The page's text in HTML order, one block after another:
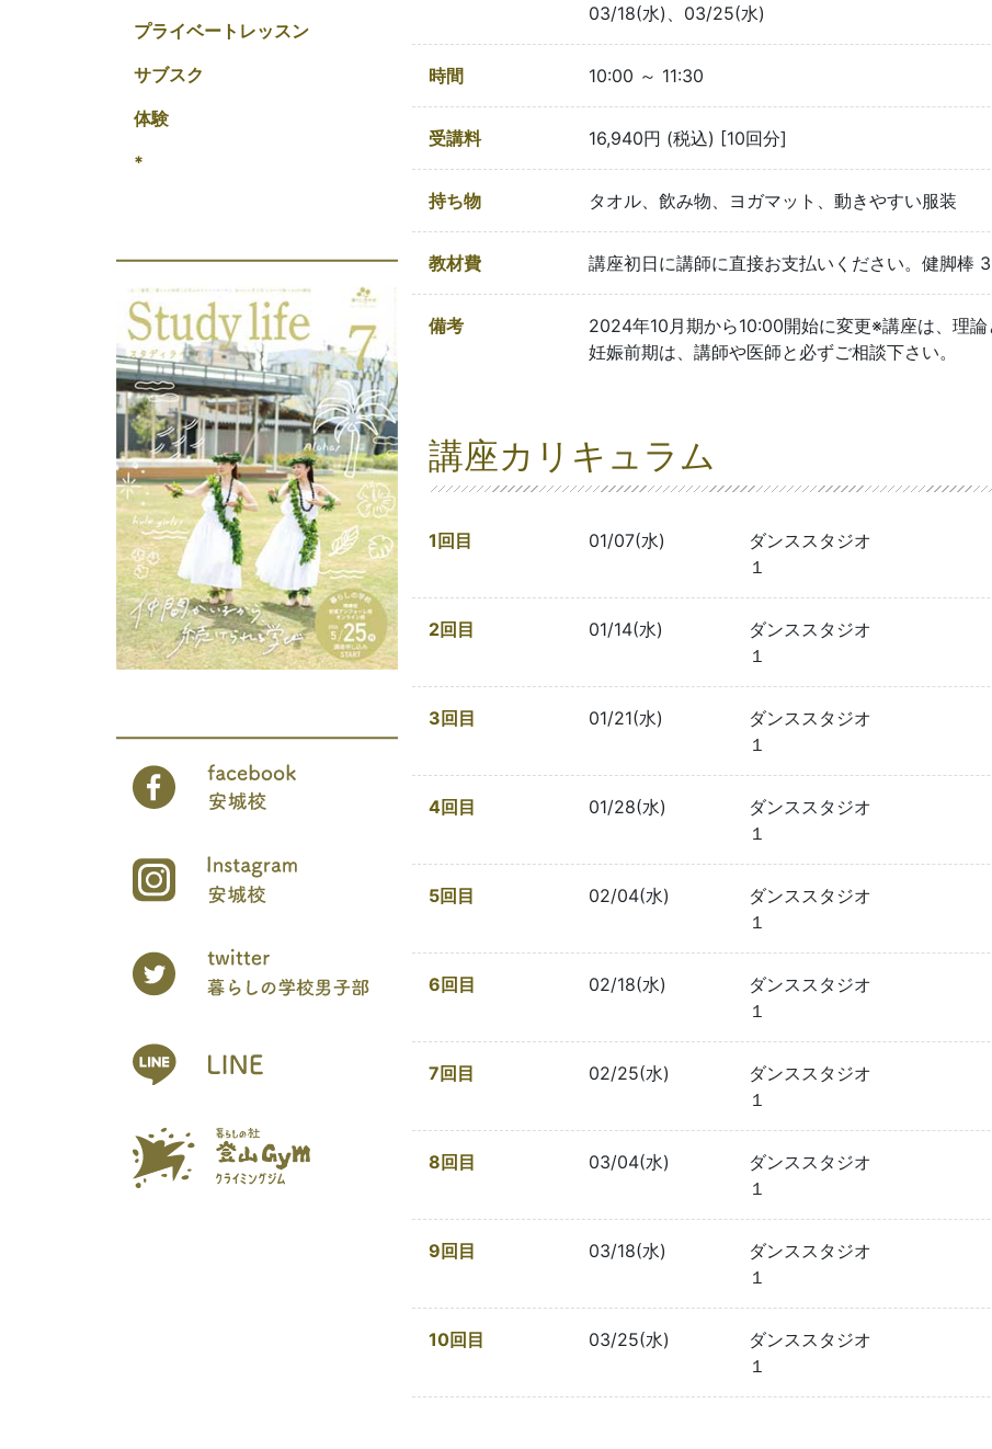
プライベートレッスン
サブスク
体験
*
03/18(水)、03/25(水)
時間 10:00 ～ 11:30
受講料 16,940円 (税込) [10回分]
持ち物 タオル、飲み物、ヨガマット、動きやすい服装
教材費 講座初日に講師に直接お支払いください。健脚
備考
2024年10月期から10:00開始に変更※講座は、理
妊娠前期は、講師や医師と必ずご相談下さい。
講座カリキュラム
1回目 01/07(水)
ダンススタジオ
１
2回目 01/14(水)
ダンススタジオ
１
3回目 01/21(水)
ダンススタジオ
１
4回目 01/28(水)
ダンススタジオ
１
5回目 02/04(水)
ダンススタジオ
１
6回目 02/18(水)
ダンススタジオ
１
7回目 02/25(水)
ダンススタジオ
１
8回目 03/04(水)
ダンススタジオ
１
9回目 03/18(水)
ダンススタジオ
１
10回目 03/25(水)
ダンススタジオ
１